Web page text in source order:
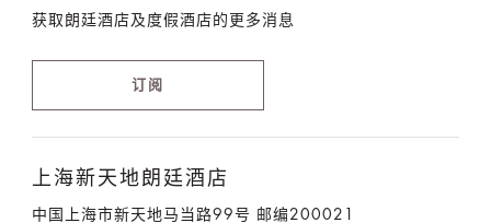
获取朗廷酒店及度假酒店的更多消息
订阅
上海新天地朗廷酒店
中国上海市新天地马当路99号 邮编200021